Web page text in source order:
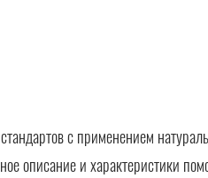
с применением
описание и характеристики